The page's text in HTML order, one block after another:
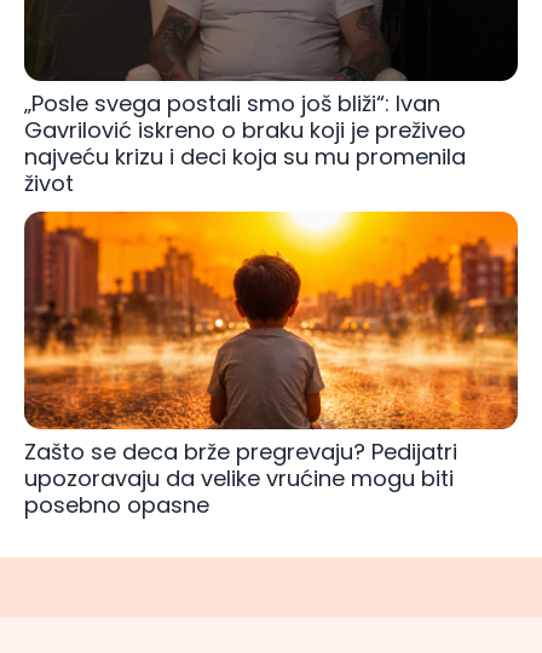
„Posle svega postali smo još bliži“: Ivan
Gavrilović iskreno o braku koji je preživeo
najveću krizu i deci koja su mu promenila
život
Zašto se deca brže pregrevaju? Pedijatri
upozoravaju da velike vrućine mogu biti
posebno opasne